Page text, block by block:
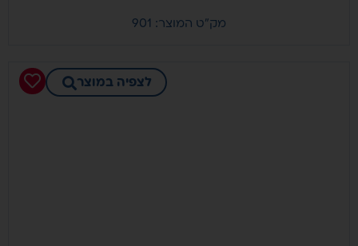
מק"ט המוצר: 901
לצפיה במוצר